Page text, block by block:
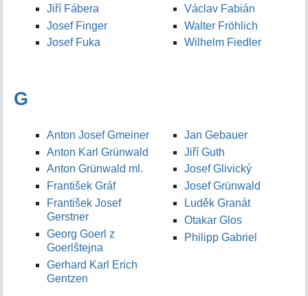
Jiří Fábera
Josef Finger
Josef Fuka
Václav Fabián
Walter Fröhlich
Wilhelm Fiedler
G
Anton Josef Gmeiner
Anton Karl Grünwald
Anton Grünwald ml.
František Gráf
František Josef
Gerstner
Georg Goerl z
Goerlštejna
Gerhard Karl Erich
Gentzen
Jan Gebauer
Jiří Guth
Josef Glivický
Josef Grünwald
Luděk Granát
Otakar Glos
Philipp Gabriel